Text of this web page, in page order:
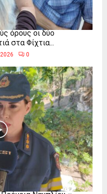
όρους οι δύο
στα Φίχτια...
0